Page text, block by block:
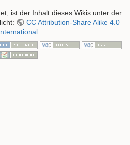
ist der Inhalt dieses Wikis unter der
CC Attribution-Share Alike 4.0